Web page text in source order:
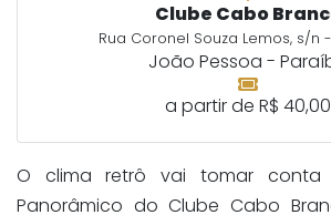
Clube Cabo
Rua Coronel Souza Lemos, s/n
João Pessoa -
a partir de R$ 40,00
O clima retrô vai tomar conta
Panorâmico do Clube Cabo